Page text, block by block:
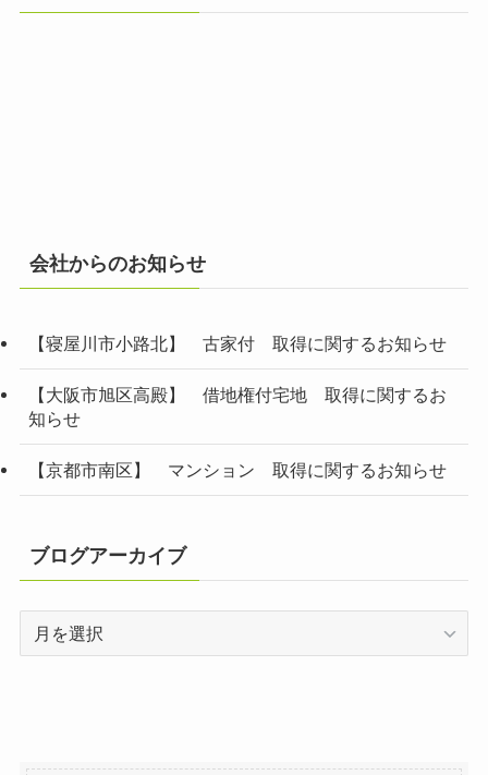
会社からのお知らせ
【寝屋川市小路北】 古家付 取得に関するお知らせ
【大阪市旭区高殿】 借地権付宅地 取得に関するお
知らせ
【京都市南区】 マンション 取得に関するお知らせ
ブログアーカイブ